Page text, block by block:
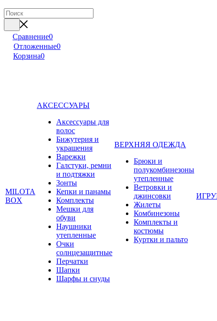
Сравнение0
Отложенные0
Корзина0
MILOTA
BOX
АКСЕССУАРЫ
Аксессуары для
волос
Бижутерия и
украшения
Варежки
Галстуки, ремни
и подтяжки
Зонты
Кепки и панамы
Комплекты
Мешки для
обуви
Наушники
утепленные
Очки
солнцезащитные
Перчатки
Шапки
Шарфы и снуды
ВЕРХНЯЯ ОДЕЖДА
Брюки и
полукомбинезоны
утепленные
Ветровки и
джинсовки
Жилеты
Комбинезоны
Комплекты и
костюмы
Куртки и пальто